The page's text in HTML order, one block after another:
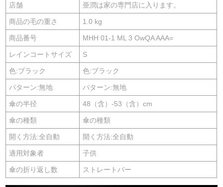
店舗 亜潤は家の専門店に入ります。
商品の毛の重さ 1.0 kg
商品番号 MHH 01-1 ML 3 OwQA AAA=
レインコートサイズ S
色:ブラック 色:ブラック
パターン:無地 パターン:無地
傘の半径 48（含）-53（含）cm
傘の種類 傘の種類
開く方法:全自動 開く方法:全自動
適用対象者 子供
傘の折り返し数 ストレートバー